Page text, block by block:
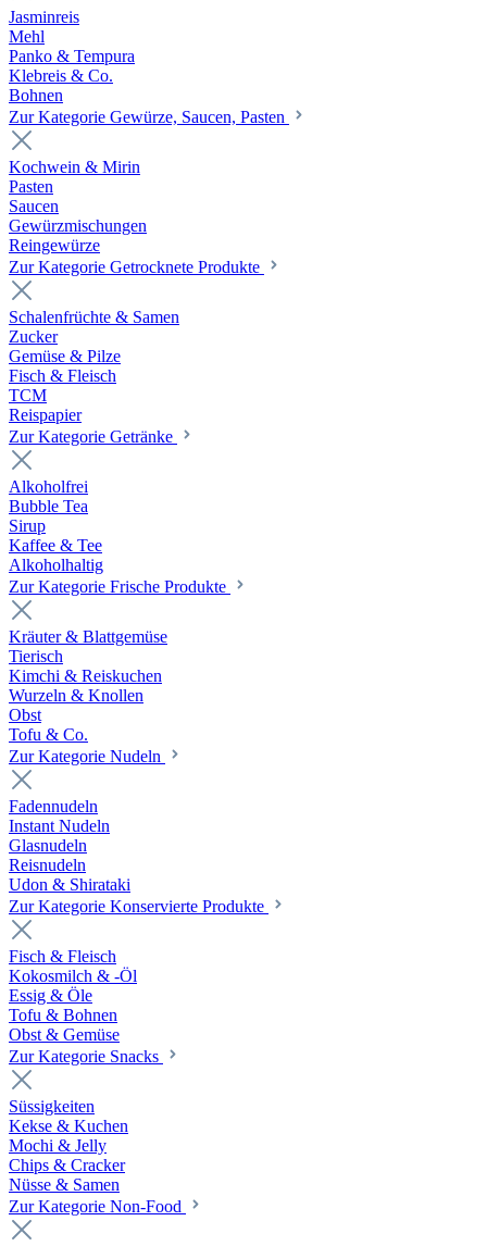
Jasminreis
Mehl
Panko & Tempura
Klebreis & Co.
Bohnen
Zur Kategorie Gewürze, Saucen, Pasten
Kochwein & Mirin
Pasten
Saucen
Gewürzmischungen
Reingewürze
Zur Kategorie Getrocknete Produkte
Schalenfrüchte & Samen
Zucker
Gemüse & Pilze
Fisch & Fleisch
TCM
Reispapier
Zur Kategorie Getränke
Alkoholfrei
Bubble Tea
Sirup
Kaffee & Tee
Alkoholhaltig
Zur Kategorie Frische Produkte
Kräuter & Blattgemüse
Tierisch
Kimchi & Reiskuchen
Wurzeln & Knollen
Obst
Tofu & Co.
Zur Kategorie Nudeln
Fadennudeln
Instant Nudeln
Glasnudeln
Reisnudeln
Udon & Shirataki
Zur Kategorie Konservierte Produkte
Fisch & Fleisch
Kokosmilch & -Öl
Essig & Öle
Tofu & Bohnen
Obst & Gemüse
Zur Kategorie Snacks
Süssigkeiten
Kekse & Kuchen
Mochi & Jelly
Chips & Cracker
Nüsse & Samen
Zur Kategorie Non-Food